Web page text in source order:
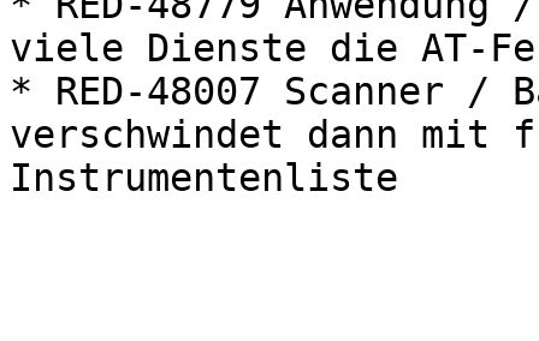
viele Dienste die AT-
* RED-48007 Scanner /
verschwindet dann mit